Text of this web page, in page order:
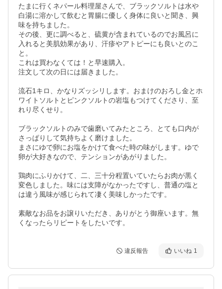
たまに行くネパール料理屋さんで、ブラックソルトは水や
白湯に溶かして飲むと胃腸に優しく身体に良いと聞き、興
味を持ちました。
その後、更に調べると、硫黄が含まれているのでお風呂に
入れると美肌効果があり、汗疹やアトピーにも良いとのこ
と。
これは買わなくては！と早速購入。
注文して次の日には届きました。
流石1キロ、かなりズッシリします。おまけのおろし金とホ
ワイトソルトとピンクソルトの岩塩もつけてくださり、至
れり尽くせり。
ブラックソルトのみで歯磨いてみたところ、とても口内が
さっぱりして気持ちよく磨けました。
まさにゆで卵にお塩をかけて食べた時の味がします。ゆで
卵が大好きなので、テンションがあがりました。
鶏肉にふりかけて、二、三十分程置いていたらお肉が黒く
変色しました。味には支障がなかったですし、普通の塩と
は違う風味が感じられて凄く美味しかったです。
素敵なお品をお譲りいただき、ありがとう御座います。無
くなったらリピートをしたいです。
違反報告 いいね 1